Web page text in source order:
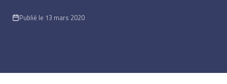
Publié le 13 mars 2020